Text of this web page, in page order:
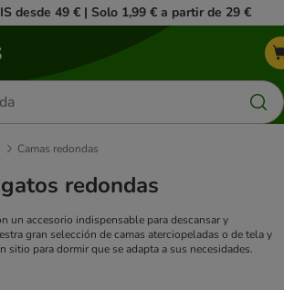
desde 49 € | Solo 1,99 € a partir de 29 €
Camas redondas
redondas
un accesorio indispensable para descansar y
gran selección de camas aterciopeladas o de tela y
sitio para dormir que se adapta a sus necesidades.